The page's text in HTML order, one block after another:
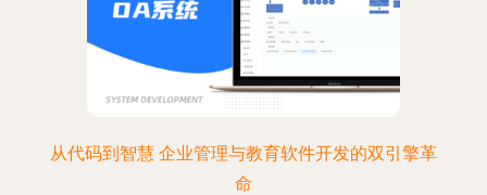
从代码到智慧 企业管理与教育软件开发的双引擎革
命